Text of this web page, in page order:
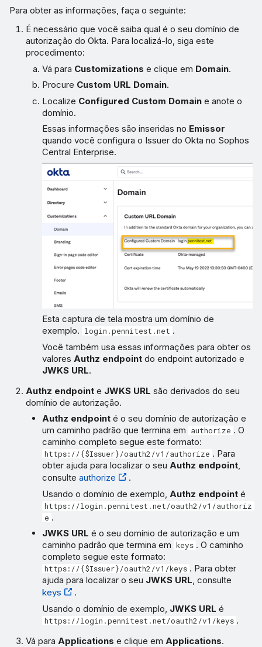
Para obter as informações, faça o seguinte:
É necessário que você saiba qual é o seu domínio de
autorização do Okta. Para localizá-lo, siga este
procedimento:
Vá para Customizations e clique em Domain.
Procure Custom URL Domain.
Localize Configured Custom Domain e anote o
domínio.
Essas informações são inseridas no Emissor
quando você configura o Issuer do Okta no Sophos
Central Enterprise.
Esta captura de tela mostra um domínio de
exemplo.
login.pennitest.net .
Você também usa essas informações para obter os
valoresAuthz endpoint do endpoint autorizado e
JWKS URL.
Authz endpoint e JWKS URL são derivados do seu
domínio de autorização.
Authz endpoint é o seu domínio de autorização e
um caminho padrão que termina em
authorize . O
caminho completo segue este formato:
https://{$Issuer}/oauth2/v1/authorize . Para
obter ajuda para localizar o seuAuthz endpoint,
consulteauthorize
.
Usando o domínio de exemplo,Authz endpoint é
https://login.pennitest.net/oauth2/v1/authoriz
e .
JWKS URL é o seu domínio de autorização e um
caminho padrão que termina em keys . O caminho
completo segue este formato:
https://{$Issuer}/oauth2/v1/keys . Para obter
ajuda para localizar o seu JWKS URL, consulte
keys
.
Usando o domínio de exemplo, JWKS URL é
https://login.pennitest.net/oauth2/v1/keys .
Vá paraApplications e clique emApplications.